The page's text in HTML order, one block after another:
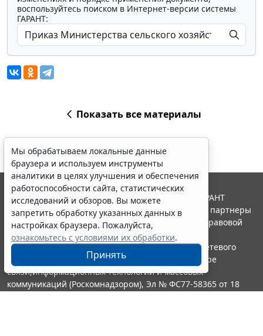
воспользуйтесь поиском в Интернет-версии системы
ГАРАНТ:
Показать все материалы
Мы обрабатываем локальные данные
браузера и используем инструменты
аналитики в целях улучшения и обеспечения
работоспособности сайта, статистических
исследований и обзоров. Вы можете
запретить обработку указанных данных в
настройках браузера. Пожалуйста,
ознакомьтесь с условиями их обработки.
Принять
© ООО "НПП "ГАРАНТ-СЕРВИС", 2026. Система ГАРАНТ
выпускается с 1990 года. Компания "Гарант" и ее партнеры
являются участниками Российской ассоциации правовой
информации ГАРАНТ.
Портал ГАРАНТ.РУ зарегистрирован в качестве сетевого
издания Федеральной службой по надзору в сфере
связи,информационных технологий и массовых
коммуникаций (Роскомнадзором), Эл № ФС77-58365 от 18